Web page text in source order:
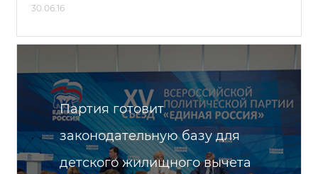
30.06.16
Партия готовит
законодательную базу для
детского жилищного вычета